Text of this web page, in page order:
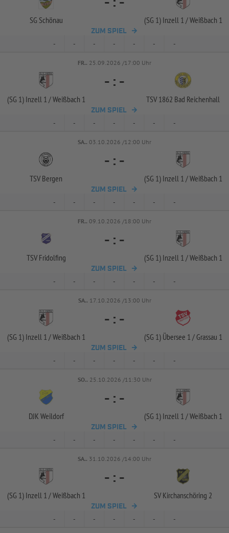
SG Schönau (SG 1) Inzell 1 /Weißbach 1
ZUM SPIEL
- - - - - - -
FR.. 25.09.2026 /17:00 Uhr
(SG 1) Inzell 1 /Weißbach 1
- : -
TSV 1862 Bad Reichenhall
ZUM SPIEL
- - - - - - -
SA.. 03.10.2026 /12:00 Uhr
TSV Bergen
- : -
(SG 1) Inzell 1 /Weißbach 1
ZUM SPIEL
- - - - - - -
FR.. 09.10.2026 /18:00 Uhr
TSV Fridolfing
- : -
(SG 1) Inzell 1 /Weißbach 1
ZUM SPIEL
- - - - - - -
SA.. 17.10.2026 /13:00 Uhr
(SG 1) Inzell 1 /Weißbach 1
- : -
(SG 1) Übersee 1 /Grassau 1
ZUM SPIEL
- - - - - - -
SO.. 25.10.2026 /11:30 Uhr
DJK Weildorf
- : -
(SG 1) Inzell 1 /Weißbach 1
ZUM SPIEL
- - - - - - -
SA.. 31.10.2026 /14:00 Uhr
(SG 1) Inzell 1 /Weißbach 1
- : -
SV Kirchanschöring 2
ZUM SPIEL
- - - - - - -